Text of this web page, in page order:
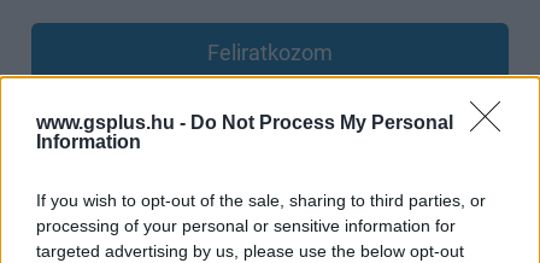
www.gsplus.hu - Do Not Process My Personal
Information
If you wish to opt-out of the sale, sharing to third parties, or
processing of your personal or sensitive information for
targeted advertising by us, please use the below opt-out
Feliratkozom
Csatornatag leszek
A Vaják harmadik évada valamikor jövő nyáron érkezik
majd a Netflixre. Ti mennyire várjátok? Szerintetek az új